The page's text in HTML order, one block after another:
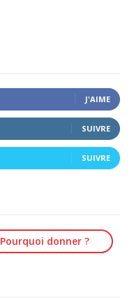
J'AIME
SUIVRE
SUIVRE
Pourquoi donner ?